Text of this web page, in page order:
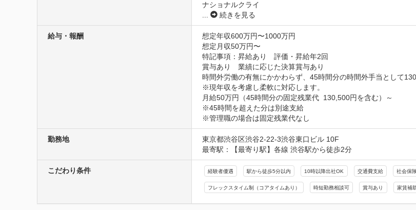
ナショナルクライ
続きを見る
給与・報酬
想定年収600万円〜1000万円
想定月収50万円〜
特記事項：昇給あり　評価・昇給年2回
賞与あり　業績に応じた決算賞与あり
時間外労働の有無にかかわらず、45時間分の時間外手当として
※現年収を考慮し柔軟に対応します。
月給50万円（45時間分の固定残業代  130,500円を含む）～
※45時間を超えた分は別途支給
※管理職の場合は固定残業代なし
勤務地
東京都渋谷区渋谷2-22-3渋谷東口ビル 10F
最寄駅：【最寄り駅】各線 渋谷駅から徒歩2分
こだわり条件 経験者優遇 駅から徒歩5分以内 10時以降出社OK 交通費支給 社会保
フレックスタイム制（コアタイムあり） 時短勤務相談可 賞与あり 家賃補